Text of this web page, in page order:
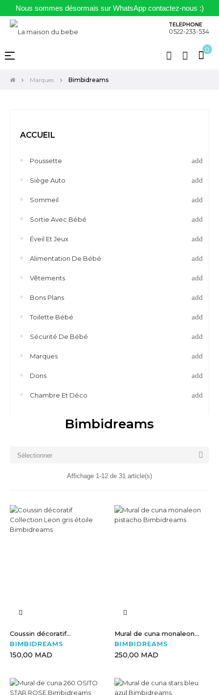
Nous sommes désormais sur WhatsApp contactez-nous :)
TELEPHONE
0522-233-534
0
Basculer
navigation
☰
Marques Bimbidreams
ACCUEIL
Poussette
Siège Auto
Sommeil
Sortie Avec Bébé
Éveil Et Jeux
Alimentation De Bébé
Vêtements
Bons Plans
Toilette Bébé
Sécurité De Bébé
Marques
Dons
Chambre Et Déco
Bimbidreams
Sélectionner 
Affichage 1-12 de 31 article(s)
Coussin décoratif...
BIMBIDREAMS
150,00 MAD
Mural de cuna monaleon...
BIMBIDREAMS
250,00 MAD